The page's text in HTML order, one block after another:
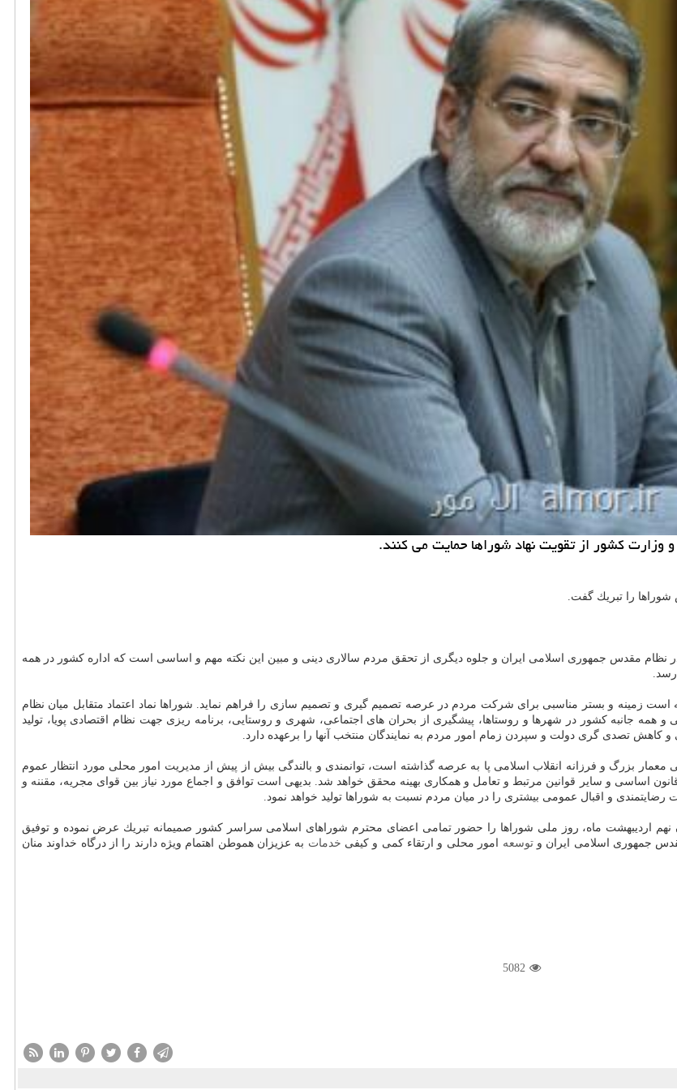
كشور از تقویت نهاد شوراها حمایت می كنند.
را تبریك گفت.
نظام مقدس جمهوری اسلامی ایران و جلوه دیگری از تحقق مردم سالاری دینی و مبین این نكته مهم و اساسی است كه اداره كشور در همه
رسد.
زمینه و بستر مناسبی برای شركت مردم در عرصه تصمیم گیری و تصمیم سازی را فراهم نماید. شوراها نماد اعتماد متقابل میان نظام
و همه جانبه كشور در شهرها و روستاها، پیشگیری از بحران های اجتماعی، شهری و روستایی، برنامه ریزی جهت نظام اقتصادی پویا، تولید
تصدی گری دولت و سپردن زمام امور مردم به نمایندگان منتخب آنها را برعهده دارد.
اساسی و سایر قوانین مرتبط و تعامل و همكاری بهینه محقق خواهد شد. بدیهی است توافق و اجماع مورد نیاز بین قوای مجریه، مقننه و
و اقبال عمومی بیشتری را در میان مردم نسبت به شوراها تولید خواهد نمود.
نهم اردیبهشت ماه، روز ملی شوراها را حضور تمامی اعضای محترم شوراهای اسلامی سراسر كشور صمیمانه تبریك عرض نموده و توفیق
جمهوری اسلامی ایران وتوسعه امور محلی و ارتقاء كمی و كیفی خدمات به عزیزان هموطن اهتمام ویژه دارند را از درگاه خداوند منان
5082